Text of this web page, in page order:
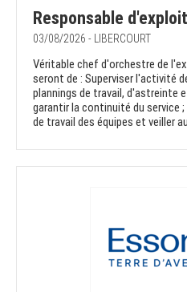
Responsable
03/08/2026 - LIBERCOURT
Véritable chef d'orchestre de
seront de : Superviser l'activité
plannings de travail, d'astreinte
garantir la continuité du service
de travail des équipes et veiller